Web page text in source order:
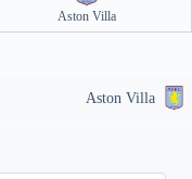
Aston Villa
Aston Villa